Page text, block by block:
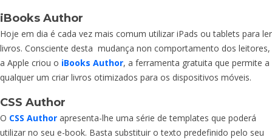
iBooks Author
Hoje em dia é cada vez mais comum utilizar iPads ou tablets para ler
livros. Consciente desta mudança non comportamento dos leitores,
a Apple criou o iBooks Author, a ferramenta gratuita que permite a
qualquer um criar livros otimizados para os dispositivos móveis.
CSS Author
O CSS Author apresenta-lhe uma série de templates que poderá
utilizar no seu e-book. Basta substituir o texto predefinido pelo seu